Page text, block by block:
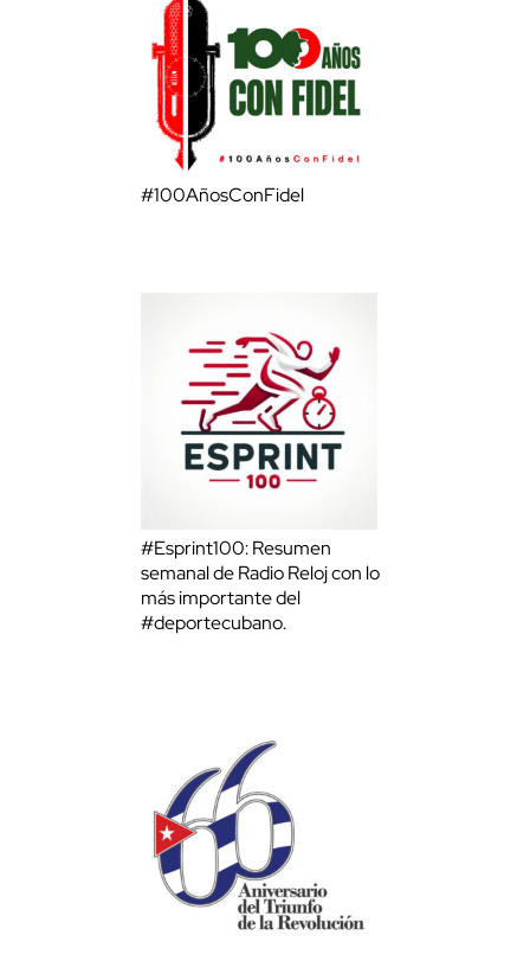
#100AñosConFidel
#Esprint100: Resumen
semanal de Radio Reloj con lo
más importante del
#deportecubano.